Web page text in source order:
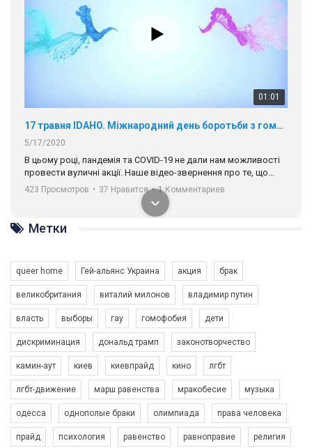
01:01
17 травня IDAHO. Міжнародний день боротьби з гомофобією трансфобією і біфобія.
5/17/2020
В цьому році, пандемія та COVІD-19 не дали нам можливості
провести вуличні акції. Наше відео-звернення про те, що
навіть коли ми у різних містах та не можемо зустрінеться, ми
разом. Ми закликаємо всіх хто поділяє цінності рівності та
солідарності, приєднатися до нас. Регіональні підрозділи
ГАУ є в 16 областях України.
Разом наш голос лунає гучніше!
423 Просмотров • 37 Нравится • 1 Комментариев
Зупинимо насильство проти ЛГБТ в Україні! Stop violence against LGBT in Ukraine!
6/30/2017
Емоційний та вражаючий промо-ролік на конкурс PACT, який
представляє програму "Гей-альянс Україна" з протидії
Метки
queer home Гей-альянс Украина акция брак
великобритания виталий милонов владимир путин
власть выборы гау гомофобия дети
дискриминация дональд трамп законотворчество
камин-аут киев киевпрайд кино лгбт
лгбт-движение марш равенства мракобесие музыка
одесса однополые браки олимпиада права человека
прайд психология равенство равноправие религия